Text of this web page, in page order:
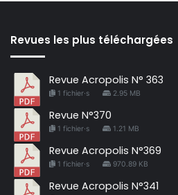
Revues les plus téléchargées
Revue Acropolis N° 363
1 fichier·s 2.95 MB
Revue N°370
1 fichier·s 1.21 MB
Revue Acropolis N°369
1 fichier·s 970.89 KB
Revue Acropolis N°341